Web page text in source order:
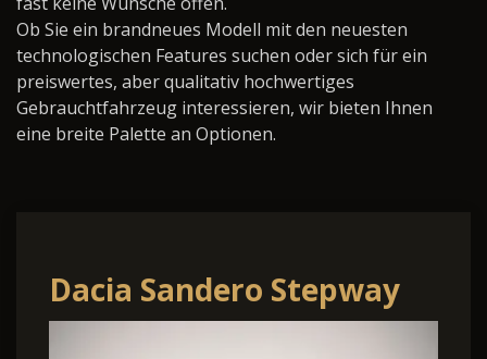
Ob Sie ein brandneues Modell mit den neuesten
technologischen Features suchen oder sich für ein
preiswertes, aber qualitativ hochwertiges
Gebrauchtfahrzeug interessieren, wir bieten Ihnen
eine breite Palette an Optionen.
Dacia Sandero Stepway
ECO-G 120 auto